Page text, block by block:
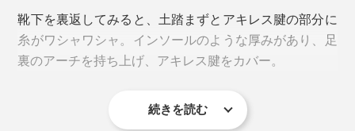
か。
足の動きのロスを生んでいるのが、靴下。「靴下が靴の
靴下を裏返してみると、土踏まずとアキレス腱の部分に
糸がワシャワシャ。インソールのような厚みがあり、足
裏のアーチを持ち上げ、アキレス腱をカバー。
続きを読む